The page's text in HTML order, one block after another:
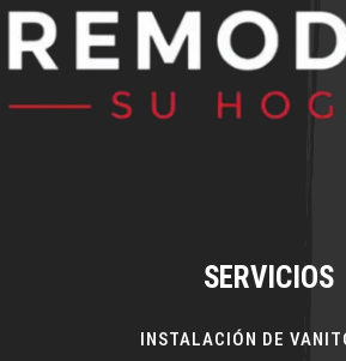
SERVICIOS
INSTALACIÓN DE